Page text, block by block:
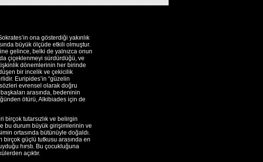
ona gösterdiği yakınlık
büyük ölçüde etkili olmuştur.
gelince, belki de yalnızca onun
çiçeklenmeyi sürdürdüğü, ve
dönemlerinin her birinde
bir incelik ve çekicilik
Euripides’in “güzelin
evrensel olarak doğru
arasında, bedeninin
ötürü, Alkibiades için de
birçok tutarsızlık ve belirgin
bu durum büyük girişimlerinin ve
ortasında bütünüyle doğaldı.
birçok güçlü tutkusu arasında en
hırstı. Bu çocukluğuna
açıktır.